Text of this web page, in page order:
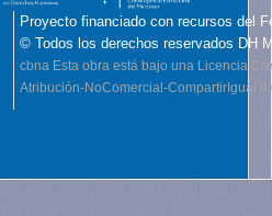
Proyecto financiado con recursos del
© Todos los derechos reservados DH
cbna Esta obra está bajo una Licencia
Atribución-NoComercial-CompartirIgual